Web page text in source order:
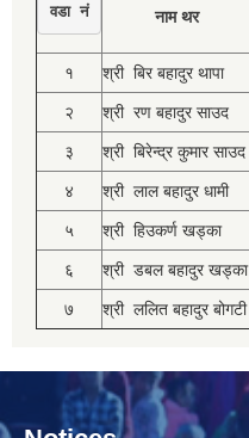
वडा नं नाम थर
१ श्री बिर बहादुर थापा
२ श्री रण बहादुर साउद
३ श्री बिरेन्द्र कुमार साउद
४ श्री लाल बहादुर धामी
५ श्री हिउकर्ण खड्का
६ श्री डबल बहादुर खड्का
७ श्री ललित बहादुर बोगटी